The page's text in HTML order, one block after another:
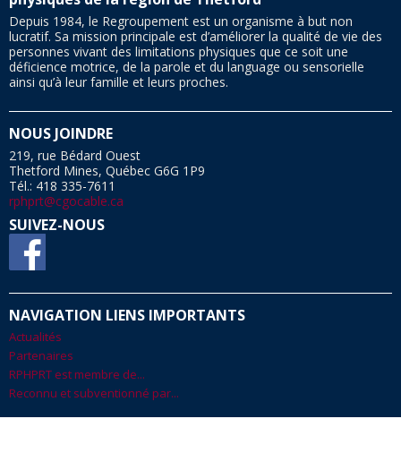
Depuis 1984, le Regroupement est un organisme à but non
lucratif. Sa mission principale est d’améliorer la qualité de vie des
personnes vivant des limitations physiques que ce soit une
déficience motrice, de la parole et du language ou sensorielle
ainsi qu’à leur famille et leurs proches.
NOUS JOINDRE
219, rue Bédard Ouest
Thetford Mines, Québec G6G 1P9
Tél.: 418 335-7611
rphprt@cgocable.ca
SUIVEZ-NOUS
NAVIGATION LIENS IMPORTANTS
Actualités
Partenaires
RPHPRT est membre de...
Reconnu et subventionné par...